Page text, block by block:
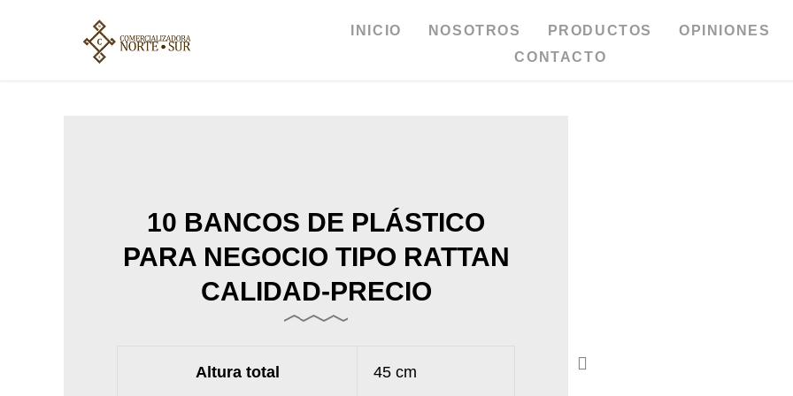
INICIO NOSOTROS PRODUCTOS
OPINIONES
CONTACTO
10 BANCOS DE PLÁSTICO
PARA NEGOCIO TIPO RATTAN
CALIDAD-PRECIO
Altura total 45 cm